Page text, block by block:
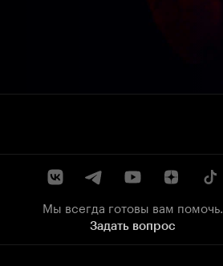
Мы всегда готовы вам помочь.
Задать вопрос